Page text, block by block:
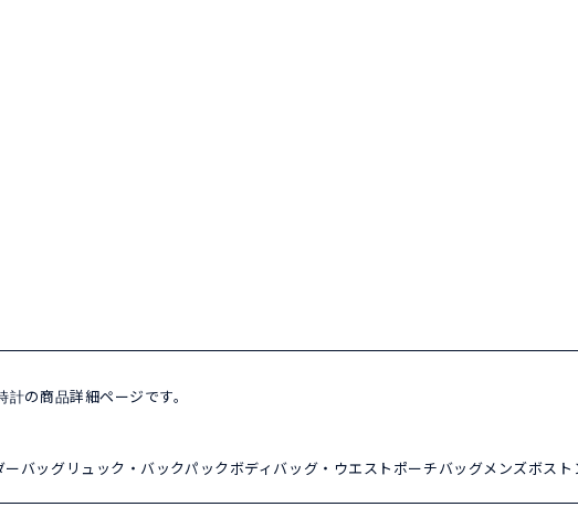
の商品詳細ページです。
ーバッグリュック・バックパックボディバッグ・ウエストポーチバッグメンズボスト